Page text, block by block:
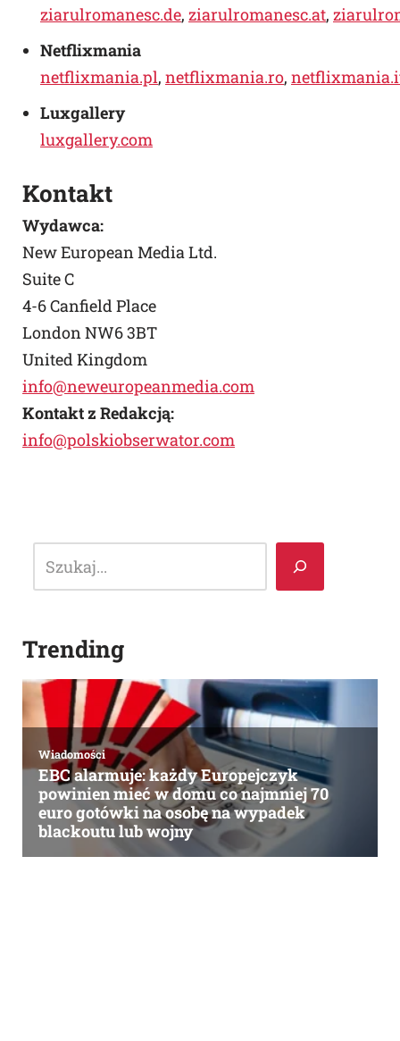
ziarulromanesc.de, ziarulromanesc.at,
Netflixmania
netflixmania.pl, netflixmania.ro,
Luxgallery
luxgallery.com
Kontakt
Wydawca:
New European Media Ltd.
Suite C
4-6 Canfield Place
London NW6 3BT
United Kingdom
info@neweuropeanmedia.com
Kontakt z Redakcją:
info@polskiobserwator.com
Trending